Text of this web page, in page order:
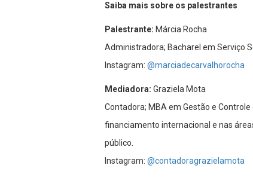
Saiba mais sobre os palestrantes
Palestrante: Márcia Rocha
Administradora; Bacharel em Serviço
Instagram: @marciadecarvalhorocha
Mediadora: Graziela Mota
Contadora; MBA em Gestão e
financiamento internacional e nas
público.
Instagram: @contadoragrazielamota